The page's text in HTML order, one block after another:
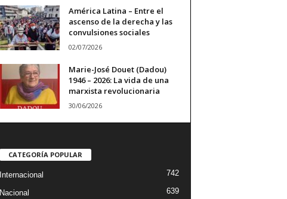
América Latina – Entre el
ascenso de la derecha y las
convulsiones sociales
02/07/2026
Marie-José Douet (Dadou)
1946 – 2026: La vida de una
marxista revolucionaria
30/06/2026
CATEGORÍA POPULAR
Internacional 742
Nacional 639